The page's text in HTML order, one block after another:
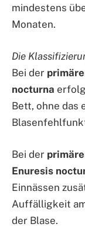
mindestens
Monaten.
Die
Bei der
nocturna
Bett, ohne das
Bei der
Enuresis
Einnässen
Auffälligkeit
der Blase.